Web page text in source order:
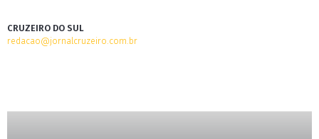
CRUZEIRO DO SUL
redacao@jornalcruzeiro.com.br